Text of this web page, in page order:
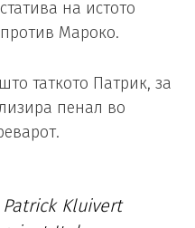
на истото
Мароко.
таткото Патрик, за
пенал во
Patrick Kluivert